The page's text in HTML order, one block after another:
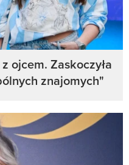
ojcem. Zaskoczyła
znajomych"